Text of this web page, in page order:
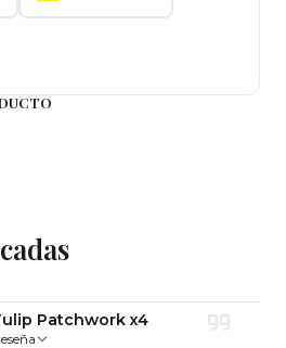
de combinar
Patchwork x4
reseña